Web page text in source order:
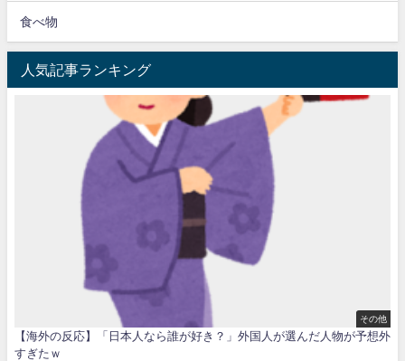
食べ物
人気記事ランキング
その他
【海外の反応】「日本人なら誰が好き？」外国人が選んだ人物が予想外
すぎたｗ